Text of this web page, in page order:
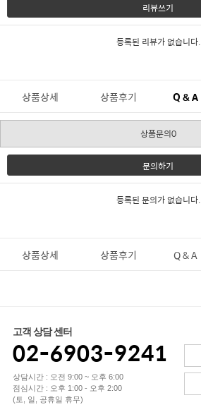
리뷰쓰기
등록된 리뷰가 없습니다.
상품상세 상품후기 Q & A
상품문의0
문의하기
등록된 문의가 없습니다.
상품상세 상품후기 Q & A
고객 상담 센터
02-6903-9241
상담시간 : 오전 9:00 ~ 오후 6:00
점심시간 : 오후 1:00 - 오후 2:00
(토, 일, 공휴일 휴무)